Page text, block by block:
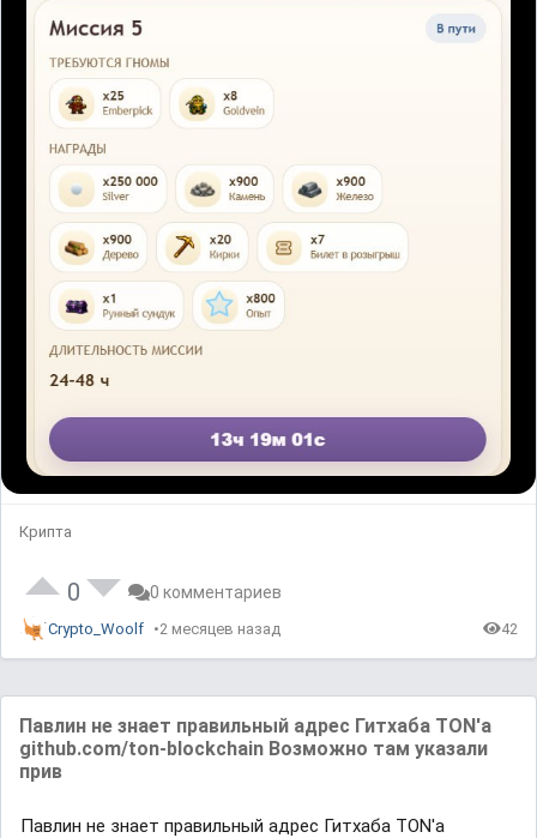
Крипта
0 0 комментариев
Crypto_Woolf 2 месяцев назад 42
Павлин не знает правильный адрес Гитхаба TON'а
github.com/ton-blockchain Возможно там указали
прив
Павлин не знает правильный адрес Гитхаба TON'а